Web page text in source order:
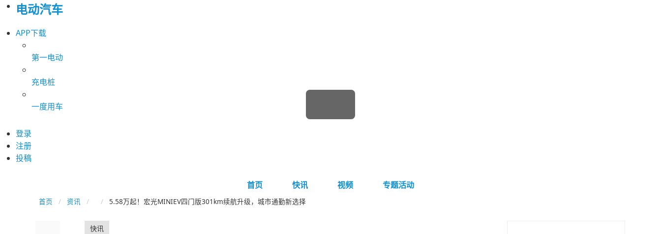
电动汽车
APP下载
第一电动
充电桩
一度用车
登录
注册
投稿
首页 快讯 视频 专题活动
首页 资讯 5.58万起！宏光MINIEV四门版301km续航升级，城市通勤新选择
快讯